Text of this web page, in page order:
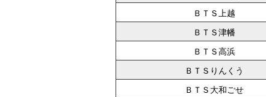
ＢＴＳ上越
ＢＴＳ津幡
ＢＴＳ高浜
ＢＴＳりんくう
ＢＴＳ大和ごせ